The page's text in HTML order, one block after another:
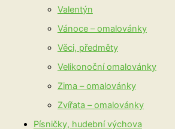
Valentýn
Vánoce – omalovánky
Věci, předměty
Velikonoční omalovánky
Zima – omalovánky
Zvířata – omalovánky
Písničky, hudební výchova